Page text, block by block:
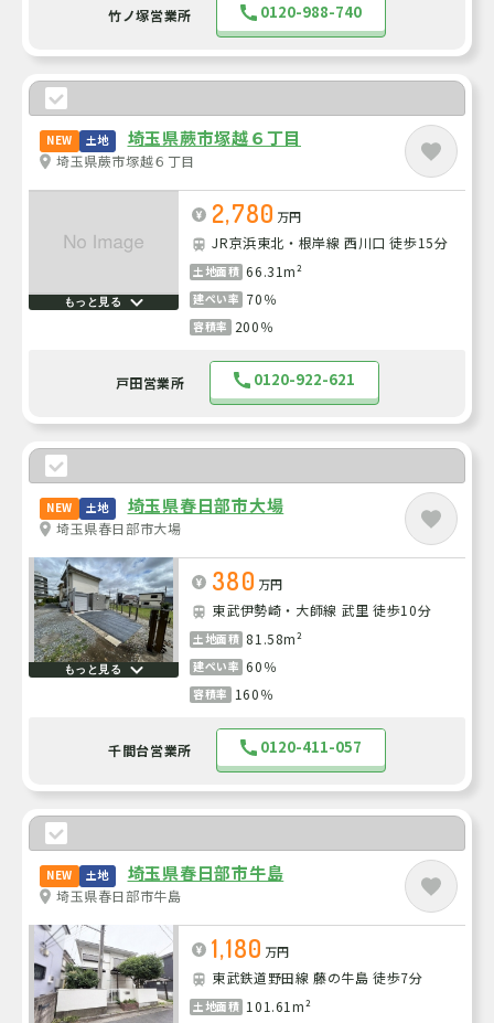
竹ノ塚営業所 0120-988-740
NEW 土地 埼玉県蕨市塚越６丁目
埼玉県蕨市塚越６丁目
もっと見る
2,780 万円
JR京浜東北・根岸線 西川口 徒歩15分
土地面積 66.31m²
建ぺい率 70％
容積率 200％
戸田営業所 0120-922-621
NEW 土地 埼玉県春日部市大場
埼玉県春日部市大場
もっと見る
380 万円
東武伊勢崎・大師線 武里 徒歩10分
土地面積 81.58m²
建ぺい率 60％
容積率 160％
千間台営業所 0120-411-057
NEW 土地 埼玉県春日部市牛島
埼玉県春日部市牛島
1,180 万円
東武鉄道野田線 藤の牛島 徒歩7分
土地面積 101.61m²